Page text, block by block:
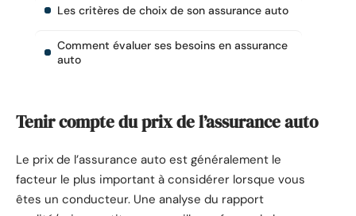
Les critères de choix de son assurance auto
Comment évaluer ses besoins en assurance
auto
Tenir compte du prix de l’assurance auto
Le prix de l’assurance auto est généralement le
facteur le plus important à considérer lorsque vous
êtes un conducteur. Une analyse du rapport